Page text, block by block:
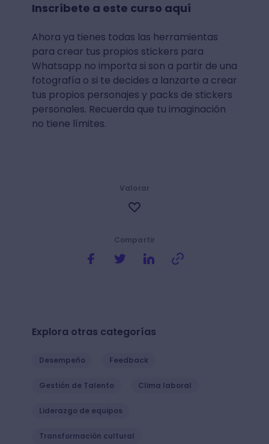
Inscríbete a este curso aquí
Ahora ya tienes todas las herramientas
para crear tus propios stickers para
Whatsapp no importa si son a partir de una
fotografía o si te decides a lanzarte a crear
tus propios personajes y packs de stickers
personales. Recuerda que tu imaginación
no tiene límites.
Compartir
Valorar
Explora otras categorías
Desempeño Feedback
Gestión de Talento Clima laboral
Liderazgo de equipos
Transformación cultural